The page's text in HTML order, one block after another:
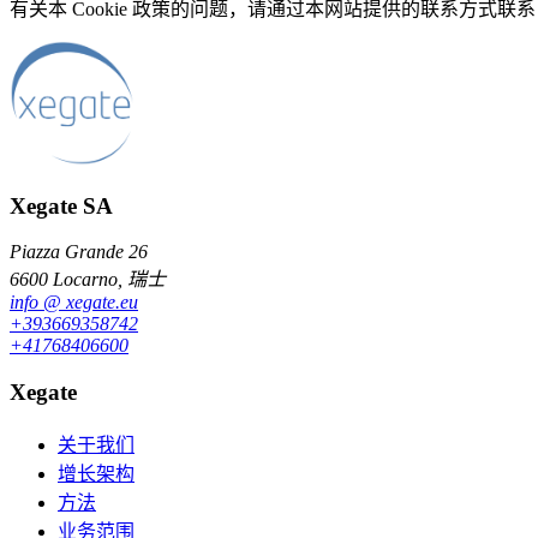
有关本 Cookie 政策的问题，请通过本网站提供的联系方式联系
Xegate SA
Piazza Grande 26
6600 Locarno, 瑞士
info @ xegate.eu
+393669358742
+41768406600
Xegate
关于我们
增长架构
方法
业务范围